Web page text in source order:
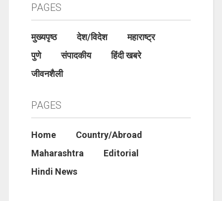
PAGES
मुख्यपृष्ठ देश/विदेश
महाराष्ट्र
पुणे
संपादकीय
हिंदी खबरे
जीवनशैली
PAGES
Home
Country/Abroad
Maharashtra
Editorial
Hindi News